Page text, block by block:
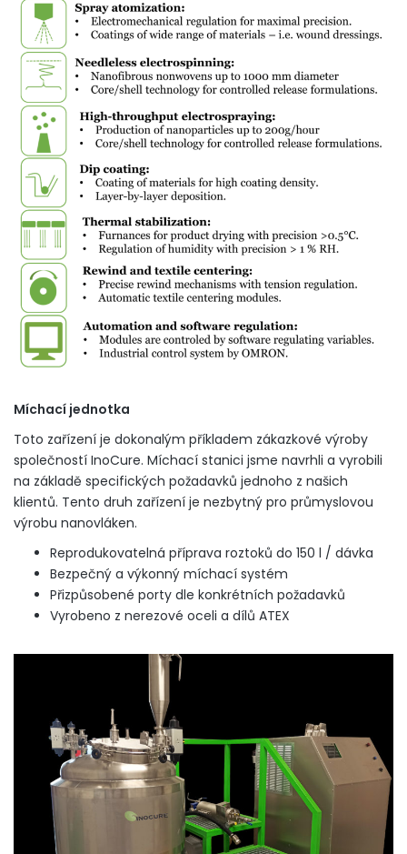
Míchací jednotka
Toto zařízení je dokonalým příkladem zákazkové výroby
společností InoCure. Míchací stanici jsme navrhli a vyrobili
na základě specifických požadavků jednoho z našich
klientů. Tento druh zařízení je nezbytný pro průmyslovou
výrobu nanovláken.
Reprodukovatelná příprava roztoků do 150 l / dávka
Bezpečný a výkonný míchací systém
Přizpůsobené porty dle konkrétních požadavků
Vyrobeno z nerezové oceli a dílů ATEX